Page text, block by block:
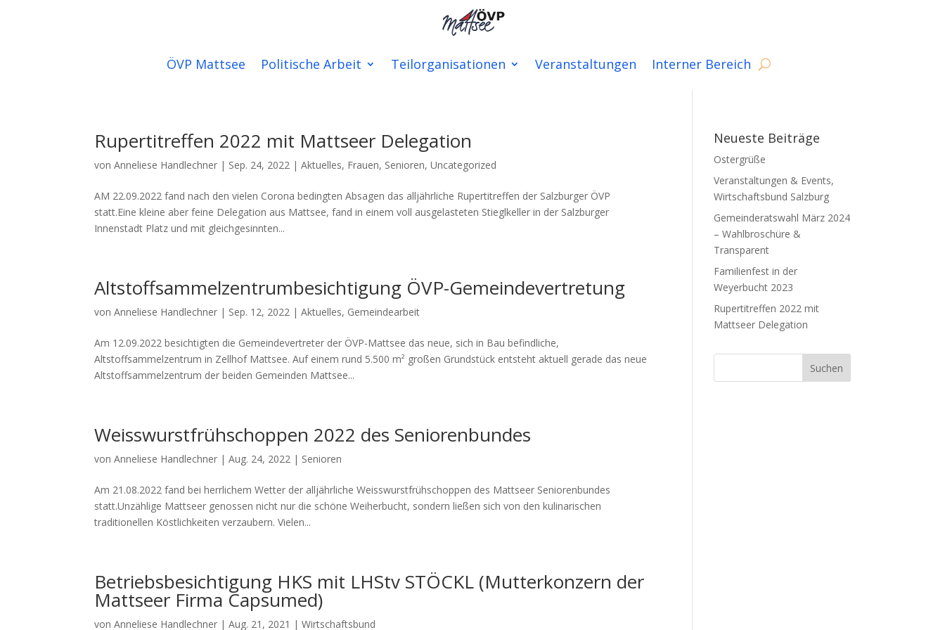
ÖVP Mattsee Politische Arbeit Teilorganisationen Veranstaltungen Interner Bereich
Rupertitreffen 2022 mit Mattseer Delegation
vonAnneliese Handlechner | Sep. 24, 2022 |Aktuelles, Frauen, Senioren,Uncategorized
AM 22.09.2022 fand nach den vielen Corona bedingten Absagen das alljährliche Rupertitreffen der Salzburger ÖVP
statt.Eine kleine aber feine Delegation aus Mattsee, fand in einem voll ausgelasteten Stieglkeller in der Salzburger
Innenstadt Platz und mit gleichgesinnten...
Altstoffsammelzentrumbesichtigung ÖVP-Gemeindevertretung
vonAnneliese Handlechner | Sep. 12, 2022 |Aktuelles, Gemeindearbeit
Am 12.09.2022 besichtigten die Gemeindevertreter der ÖVP-Mattsee das neue, sich in Bau befindliche,
Altstoffsammelzentrum in Zellhof Mattsee. Auf einem rund 5.500 m² großen Grundstück entsteht aktuell gerade das neue
Altstoffsammelzentrum der beiden Gemeinden Mattsee...
Weisswurstfrühschoppen 2022 des Seniorenbundes
vonAnneliese Handlechner |Aug. 24, 2022 | Senioren
Am 21.08.2022 fand bei herrlichem Wetter der alljährliche Weisswurstfrühschoppen des Mattseer Seniorenbundes
statt.Unzählige Mattseer genossen nicht nur die schöne Weiherbucht, sondern ließen sich von den kulinarischen
traditionellen Köstlichkeiten verzaubern. Vielen...
Betriebsbesichtigung HKS mit LHStv STÖCKL (Mutterkonzern der
Mattseer Firma Capsumed)
vonAnneliese Handlechner |Aug. 21, 2021 |Wirtschaftsbund
Neueste Beiträge
Ostergrüße
Veranstaltungen & Events,
Wirtschaftsbund Salzburg
Gemeinderatswahl März 2024
– Wahlbroschüre &
Transparent
Familienfest in der
Weyerbucht 2023
Rupertitreffen 2022 mit
Mattseer Delegation